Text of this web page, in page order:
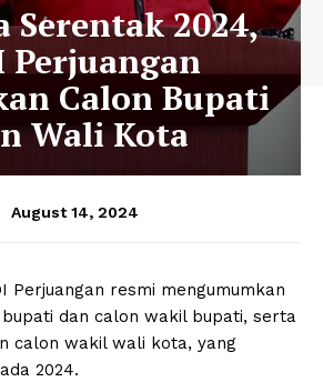
Serentak 2024,
Perjuangan
Calon Bupati
Wali Kota
August 14, 2024
Perjuangan resmi mengumumkan
dan calon wakil bupati, serta
calon wakil wali kota, yang
2024.